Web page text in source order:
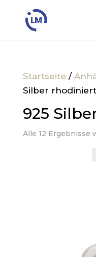
Startseite /
Silber rhodiniert
925
Alle 12 Ergebnisse